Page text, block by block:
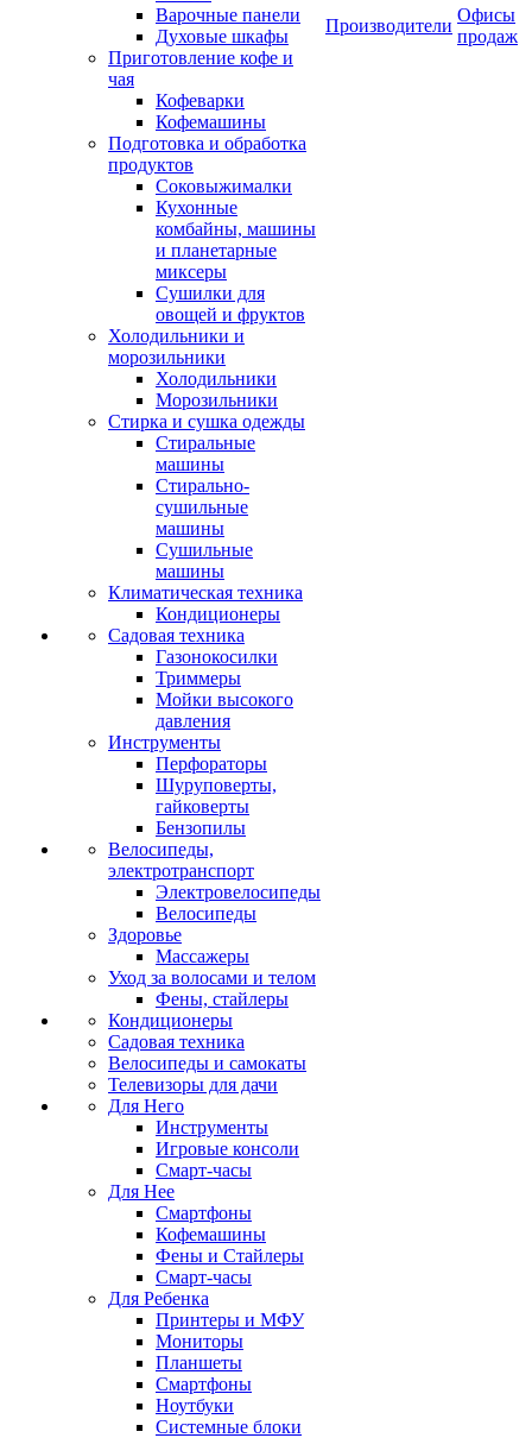
Варочные панели
Духовые шкафы
Приготовление кофе и
чая
Кофеварки
Кофемашины
Подготовка и обработка
продуктов
Соковыжималки
Кухонные
комбайны, машины
и планетарные
миксеры
Сушилки для
овощей и фруктов
Холодильники и
морозильники
Холодильники
Морозильники
Стирка и сушка одежды
Стиральные
машины
Стирально-
сушильные
машины
Сушильные
машины
Климатическая техника
Кондиционеры
Садовая техника
Газонокосилки
Триммеры
Мойки высокого
давления
Инструменты
Перфораторы
Шуруповерты,
гайковерты
Бензопилы
Велосипеды,
электротранспорт
Электровелосипеды
Велосипеды
Здоровье
Массажеры
Уход за волосами и телом
Фены, стайлеры
Кондиционеры
Садовая техника
Велосипеды и самокаты
Телевизоры для дачи
Для Него
Инструменты
Игровые консоли
Смарт-часы
Для Нее
Смартфоны
Кофемашины
Фены и Стайлеры
Смарт-часы
Для Ребенка
Принтеры и МФУ
Мониторы
Планшеты
Смартфоны
Ноутбуки
Системные блоки
Производители
Офисы
продаж